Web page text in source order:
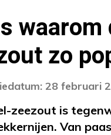
zo
28 februari
zeezout is
Van